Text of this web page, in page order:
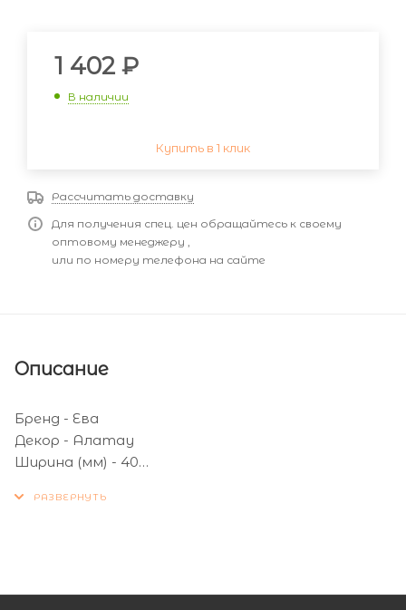
1 402 ₽
В наличии
Купить в 1 клик
Рассчитать доставку
Для получения спец. цен обращайтесь к своему
оптовому менеджеру ,
или по номеру телефона на сайте
Описание
Бренд - Ева
Декор - Алатау
Ширина (мм) - 40